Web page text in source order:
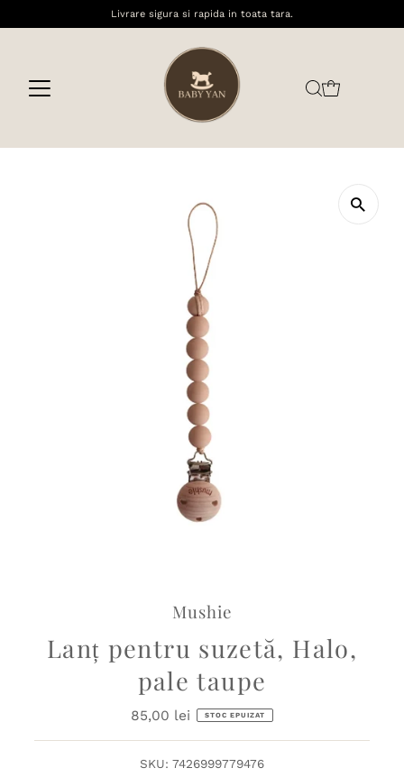
Livrare sigura si rapida in toata tara.
Mushie
Lanț pentru suzetă, Halo,
pale taupe
Preț
85,00 lei STOC EPUIZAT
SKU: 7426999779476